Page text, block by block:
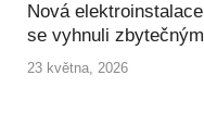
Nová
se vyhnuli
23 května, 2026